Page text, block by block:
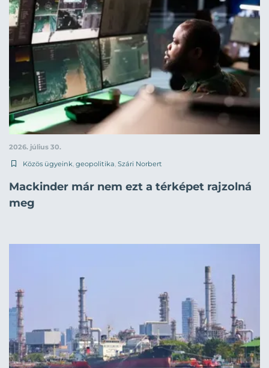
2026. július 30.
Közös ügyeink, geopolitika, Szári Norbert
Mackinder már nem ezt a térképet rajzolná
meg